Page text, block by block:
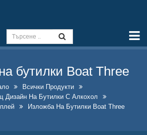
пъб
табели на
бутилки Boat Three
Всички Продукти
Дизайн На Бутилки С Алкохол
Изложба На Бутилки Boat Three